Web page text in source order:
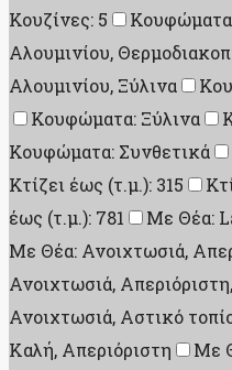
Κουζίνες: 5
Αλουμινίου,
Αλουμινίου, Ξύλινα
Κουφώματα: Ξύλινα
Κουφώματα: Συνθετικά
Κτίζει έως (τ.μ.): 315
έως (τ.μ.): 781
Με Θέα:
Με Θέα: Ανοιχτωσιά,
Ανοιχτωσιά,
Ανοιχτωσιά, Αστικό
Καλή, Απεριόριστη
Με